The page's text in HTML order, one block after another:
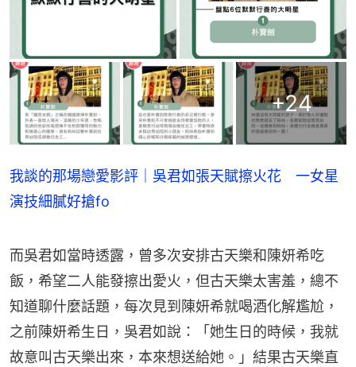
+24
我談的那場戀愛影評｜吳君如張天賦擦火花 一女星
演技細膩好搶fo
而吳君如當時透露，曾多次安排古天樂和陳妍希吃
飯，希望二人能發擦出愛火，但古天樂太害羞，總不
知道聊什麼話題，每次見到陳妍希就喝酒化解尷尬，
之前陳妍希生日，吳君如說：「她生日的時候，我就
故意叫古天樂出來，本來想送給她。」結果古天樂直